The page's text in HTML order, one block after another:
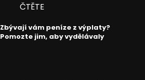
ČTĚTE
Zbývají vám peníze z výplaty?
Pomozte jim, aby vydělávaly